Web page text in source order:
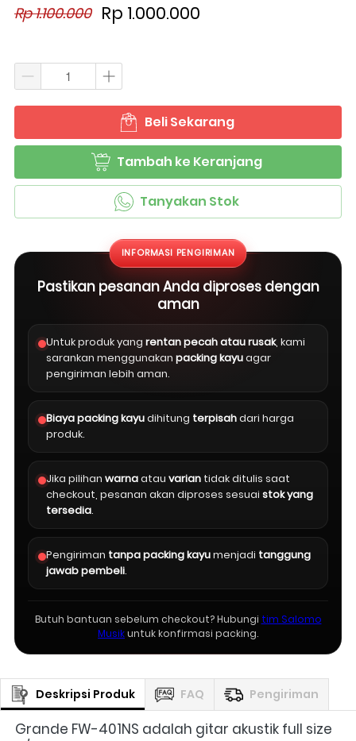
Rp 1.100.000 Rp 1.000.000
` Beli Sekarang
` Tambah ke Keranjang
` Tanyakan Stok
INFORMASI PENGIRIMAN
Pastikan pesanan Anda diproses dengan
aman
Untuk produk yang rentan pecah atau rusak, kami
sarankan menggunakan packing kayuagar
pengiriman lebih aman.
Biaya packing kayudihitung terpisahdari harga
produk.
Jika pilihan warnaatau varian tidak ditulis saat
checkout, pesanan akan diproses sesuai stok yang
tersedia.
Pengiriman tanpa packing kayumenjadi tanggung
jawab pembeli.
Butuh bantuan sebelum checkout? Hubungi tim Salomo
Musikuntuk konfirmasi packing.
Deskripsi Produk FAQ Pengiriman
Grande FW-401NS adalah gitar akustik full size